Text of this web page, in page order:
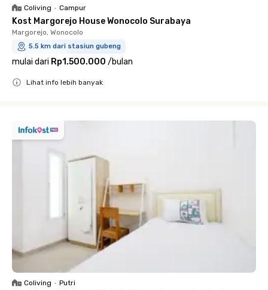
Coliving • Campur
Kost Margorejo House Wonocolo Surabaya
Margorejo, Wonocolo
5.5 km dari stasiun gubeng
mulai dari Rp1.500.000 /bulan
Lihat info lebih banyak
Coliving • Putri